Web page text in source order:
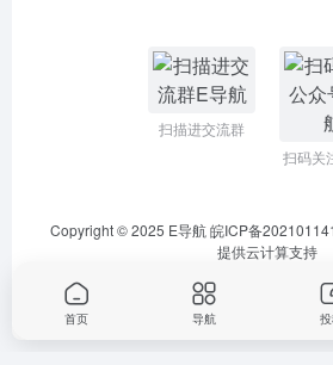
扫描进交流群
扫码关
Copyright © 2025 E导航皖ICP备
提供云计算支持
首页 导航